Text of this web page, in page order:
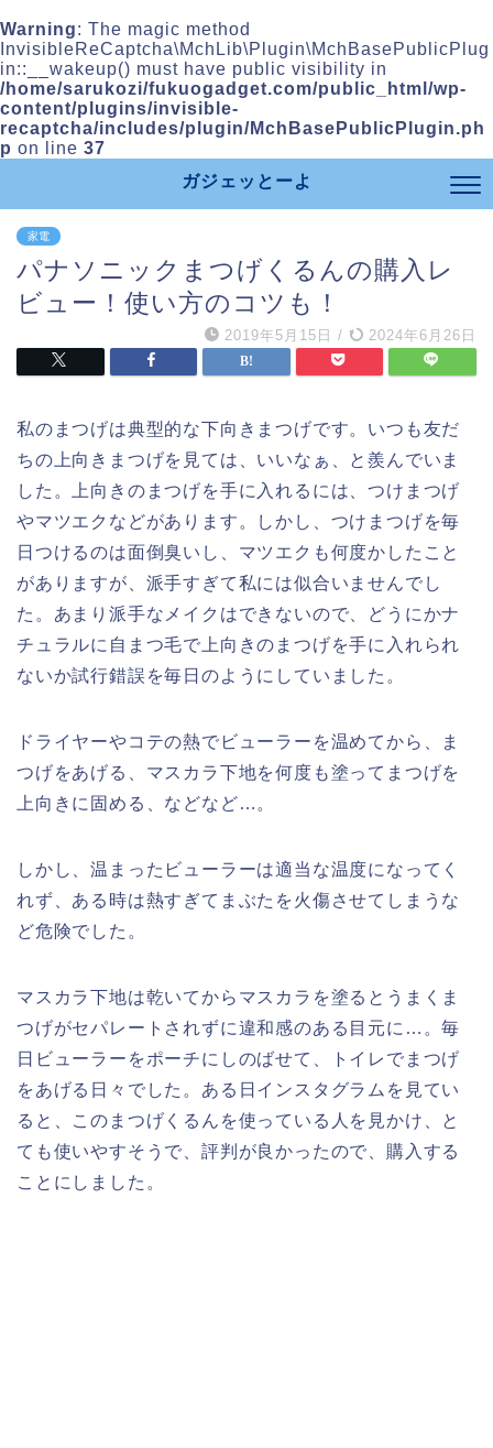
Warning: The magic method
InvisibleReCaptcha\MchLib\Plugin\MchBasePublicPlug
in::__wakeup() must have public visibility in
/home/sarukozi/fukuogadget.com/public_html/wp-
content/plugins/invisible-
recaptcha/includes/plugin/MchBasePublicPlugin.ph
p on line 37
ガジェッとーよ
家電
パナソニックまつげくるんの購入レ
ビュー！使い方のコツも！
2019年5月15日 / 2024年6月26日
私のまつげは典型的な下向きまつげです。いつも友だ
ちの上向きまつげを見ては、いいなぁ、と羨んでいま
した。上向きのまつげを手に入れるには、つけまつげ
やマツエクなどがあります。しかし、つけまつげを毎
日つけるのは面倒臭いし、マツエクも何度かしたこと
がありますが、派手すぎて私には似合いませんでし
た。あまり派手なメイクはできないので、どうにかナ
チュラルに自まつ毛で上向きのまつげを手に入れられ
ないか試行錯誤を毎日のようにしていました。
ドライヤーやコテの熱でビューラーを温めてから、ま
つげをあげる、マスカラ下地を何度も塗ってまつげを
上向きに固める、などなど…。
しかし、温まったビューラーは適当な温度になってく
れず、ある時は熱すぎてまぶたを火傷させてしまうな
ど危険でした。
マスカラ下地は乾いてからマスカラを塗るとうまくま
つげがセパレートされずに違和感のある目元に…。毎
日ビューラーをポーチにしのばせて、トイレでまつげ
をあげる日々でした。ある日インスタグラムを見てい
ると、このまつげくるんを使っている人を見かけ、と
ても使いやすそうで、評判が良かったので、購入する
ことにしました。